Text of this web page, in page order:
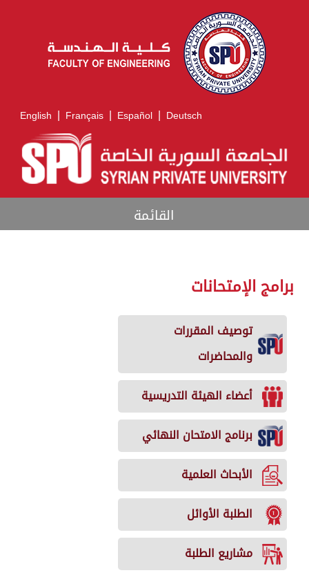
English | Français | Español | Deutsch
القائمة
برامج الإمتحانات
توصيف المقررات
والمحاضرات
أعضاء الهيئة التدريسية
برنامج الامتحان النهائي
الأبحاث العلمية
الطلبة الأوائل
مشاريع الطلبة